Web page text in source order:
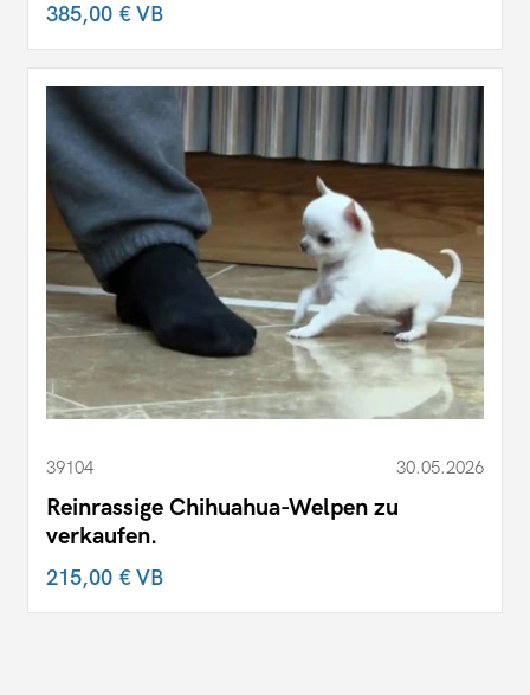
385,00 €VB
39104 30.05.2026
Reinrassige Chihuahua-Welpen zu
verkaufen.
215,00 €VB